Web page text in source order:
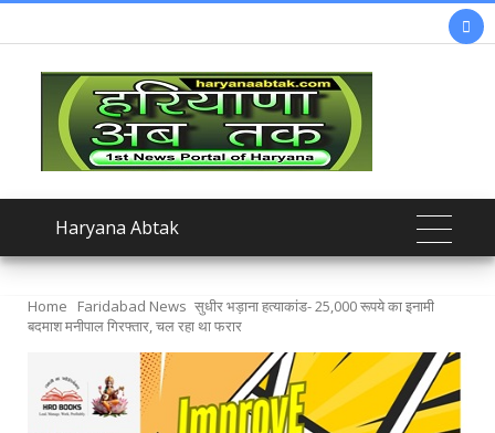

Haryana Abtak
Home Faridabad News सुधीर भड़ाना हत्याकांड- 25,000 रूपये का इनामी
बदमाश मनीपाल गिरफ्तार, चल रहा था फरार